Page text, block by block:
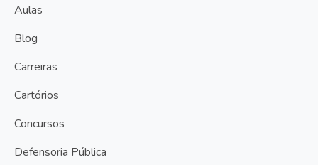
Aulas
Blog
Carreiras
Cartórios
Concursos
Defensoria Pública